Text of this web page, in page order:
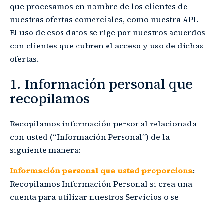
que procesamos en nombre de los clientes de
nuestras ofertas comerciales, como nuestra API.
El uso de esos datos se rige por nuestros acuerdos
con clientes que cubren el acceso y uso de dichas
ofertas.
1. Información personal que
recopilamos
Recopilamos información personal relacionada
con usted (“Información Personal”) de la
siguiente manera:
Información personal que usted proporciona:
Recopilamos Información Personal si crea una
cuenta para utilizar nuestros Servicios o se